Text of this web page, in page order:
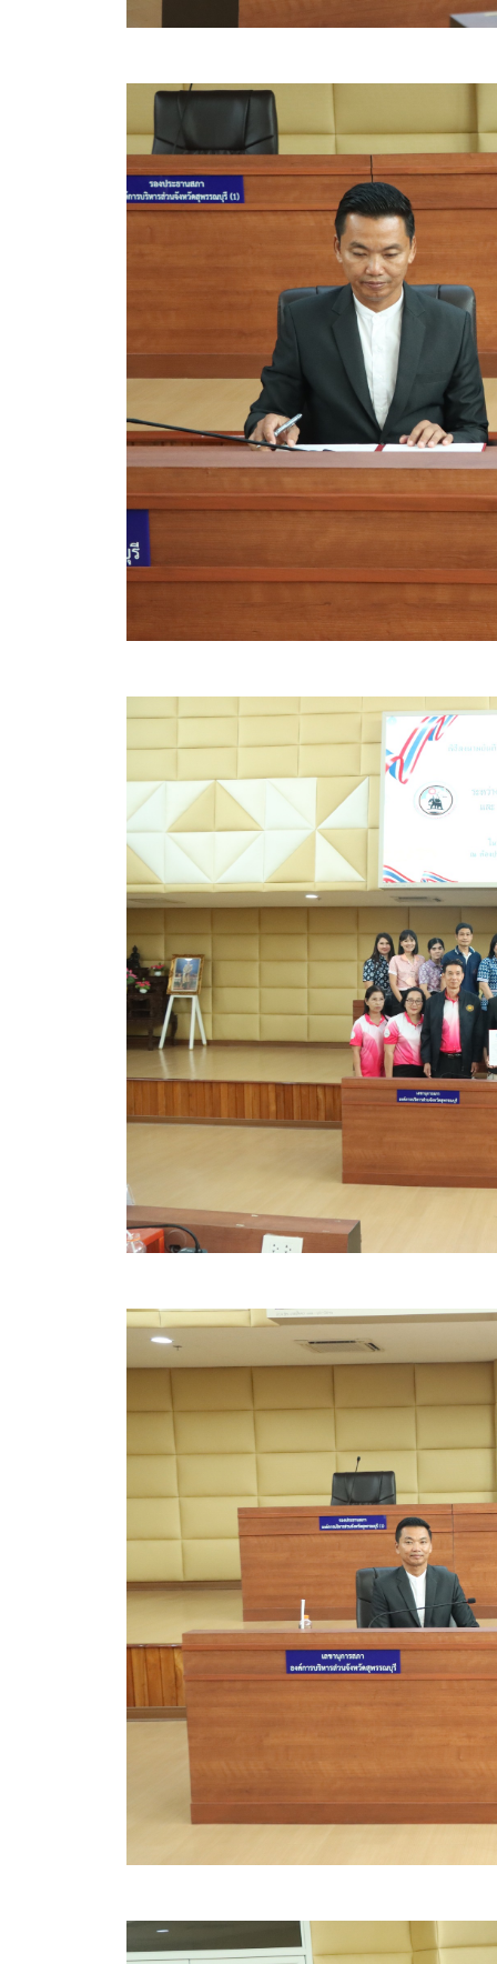
ประกาศกำหนดอายุการใช้งานของสินทรัพย์ขององ
คู่มือการปฏิบัติงานฝ่ายทะเบียนพัสดุและทรัพย์สิน
การประเมินความพึงพอใจของการดำเนินงาน อบจ.
ขั้นตอนและวิธีการชำระภาษีฯ
แบบฟอร์มการชำระภาษีฯ
การบริการแบบเบ็ดเสร็จ (One Stop Service)
หนังสือสั่งการ
สรุปผลการปฏิบัติงานประจำเดือน GPS
ระเบียบพัสดุฯ การจัดซื้อจัดจ้าง
การเสริมสร้างคุณธรรมจริยธรรม
การจัดการความรู้ (KM)
ข้อระเบียบและกฎหมาย
มาตรฐานการปฏิบัติงาน
แผนพัฒนาท้องถิ่น ของอบจ.สุพรรณบุรี
ข้อบัญญัติงบประมาณรายจ่ายประจำปี ของ อบจ.สุ
ข้อบัญญัติอื่นๆ ของ อบจ.สุพรรณบุรี
รายงานการประชุมสภา อบจ.สุพรรณบุรี
รายงานรายรับรายจ่าย อบจ.สุพรรณบุรี
รายงานการติดตามและประเมินผลแผนพัฒนาท้อง
ระบบสืบค้นข้อมูล ประกาศ ก.จ.จ. สุพรรณบุรี (พ.ศ
Document
คลินิกเซ็นเตอร์
แบบฟอร์มบริหารงานบุคคล
รายงานตรวจสอบภายใน
รายงานเครื่องจักรกล อบจ.
ศูนย์อำนวยการการเลือกตั้ง สมาชิกสภาและนายก
งานแผนการบริหารจัดการความเสี่ยงของ อบจ.สุพร